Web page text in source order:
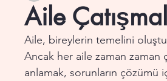
Aile
Aile, bireylerin temelini
Ancak her aile zaman zaman
anlamak, sorunların çözümü